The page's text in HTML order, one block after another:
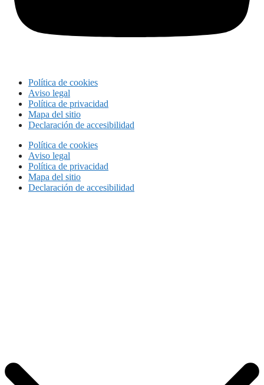
Política de cookies
Aviso legal
Política de privacidad
Mapa del sitio
Declaración de accesibilidad
Política de cookies
Aviso legal
Política de privacidad
Mapa del sitio
Declaración de accesibilidad